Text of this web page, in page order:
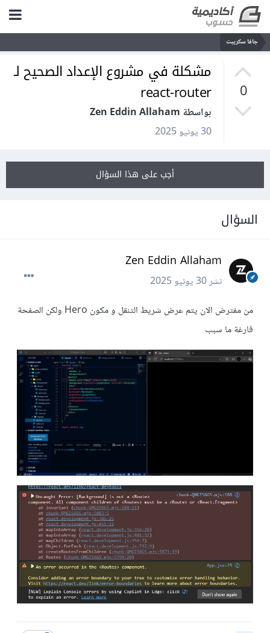
جافا سكريبت
0
مشكلة في مشروع الإعداد الصحيح لـ
react-router
بواسطة Zen Eddin Allaham
30 يونيو 2025
أجب على هذا السؤال
السؤال
Zen Eddin Allaham
نشر30 يونيو 2025
من مفترض الان يتم عرض شريط التنقل و مكون Hero ولكن الصفحة
فارغة ما سبب